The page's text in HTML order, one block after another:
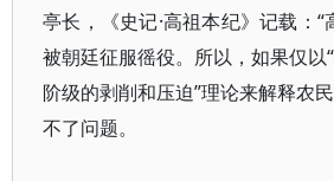
亭长，《史记·高祖本纪》记载：“
被朝廷征服徭役。所以，如果仅以
阶级的剥削和压迫”理论来解释农
不了问题。